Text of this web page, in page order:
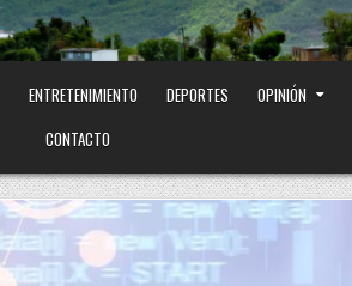
ENTRETENIMIENTO DEPORTES OPINIÓN
CONTACTO